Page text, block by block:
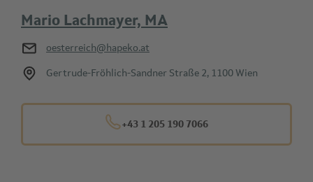
Mario Lachmayer, MA
oesterreich@hapeko.at
Gertrude-Fröhlich-Sandner Straße 2, 1100 Wien
+43 1 205 190 7066